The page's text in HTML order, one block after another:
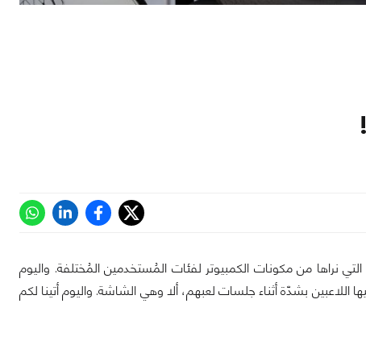
نراها من مكونات الكمبيوتر لفئات المُستخدمين المُختلفة. واليوم
بشدّة أثناء جلسات لعبهم، ألا وهي الشاشة. واليوم أتينا لكم